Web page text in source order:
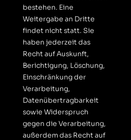
bestehen. Eine
Weitergabe an Dritte
findet nicht statt. Sie
haben jederzeit das
Recht auf Auskunft,
Berichtigung, Löschung,
Einschränkung der
Verarbeitung,
Datenübertragbarkeit
sowie Widerspruch
gegen die Verarbeitung,
außerdem das Recht auf